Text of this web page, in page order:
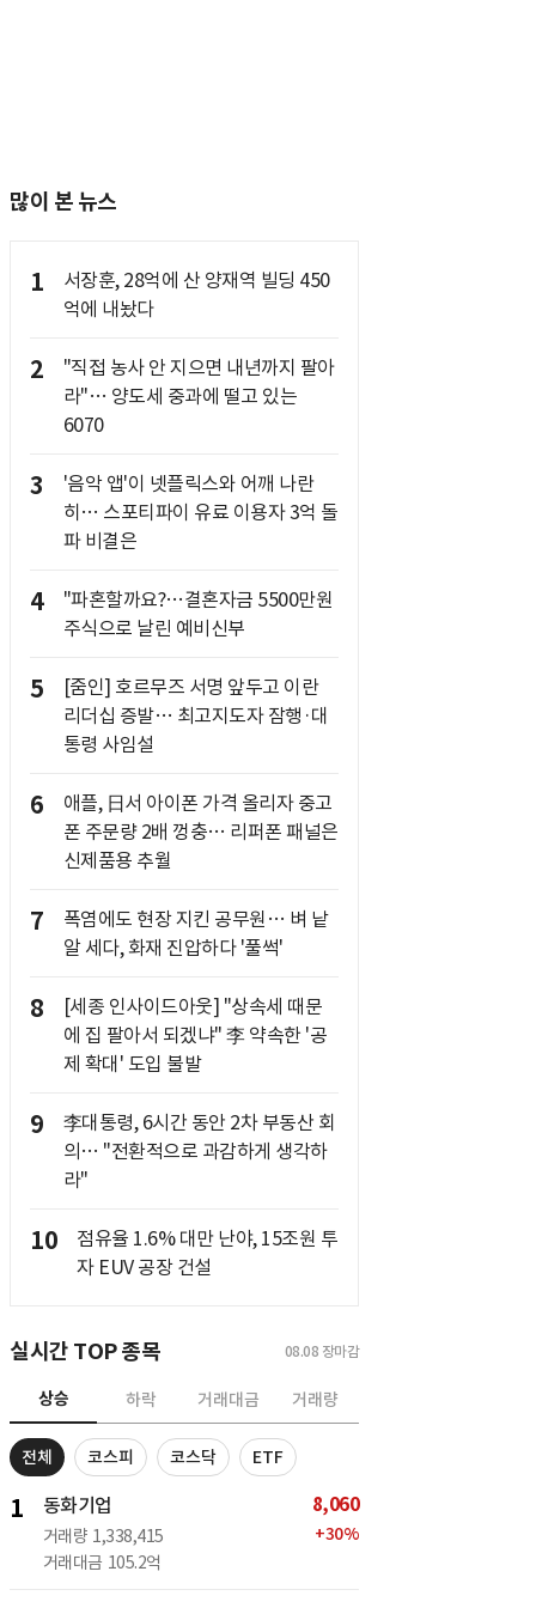
많이 본 뉴스
1
서장훈, 28억에 산 양재역 빌딩 450
억에 내놨다
2
"직접 농사 안 지으면 내년까지 팔아
라"… 양도세 중과에 떨고 있는
6070
3
'음악 앱'이 넷플릭스와 어깨 나란
히… 스포티파이 유료 이용자 3억 돌
파 비결은
4
"파혼할까요?…결혼자금 5500만원
주식으로 날린 예비신부
5
[줌인] 호르무즈 서명 앞두고 이란
리더십 증발… 최고지도자 잠행·대
통령 사임설
6
애플, 日서 아이폰 가격 올리자 중고
폰 주문량 2배 껑충… 리퍼폰 패널은
신제품용 추월
7
폭염에도 현장 지킨 공무원… 벼 낱
알 세다, 화재 진압하다 '풀썩'
8
[세종 인사이드아웃] "상속세 때문
에 집 팔아서 되겠냐" 李 약속한 '공
제 확대' 도입 불발
9
李대통령, 6시간 동안 2차 부동산 회
의… "전환적으로 과감하게 생각하
라"
10
점유율 1.6% 대만 난야, 15조원 투
자 EUV 공장 건설
실시간 TOP 종목 08.08 장마감
상승 하락 거래대금 거래량
전체 코스피 코스닥 ETF
1 동화기업
거래량 1,338,415
거래대금 105.2억
8,060
+30%